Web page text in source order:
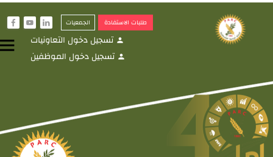
طلبات الاستفادة الجمعيات i
y
f
person تسجيل دخول التعاونيات
person تسجيل دخول الموظفين